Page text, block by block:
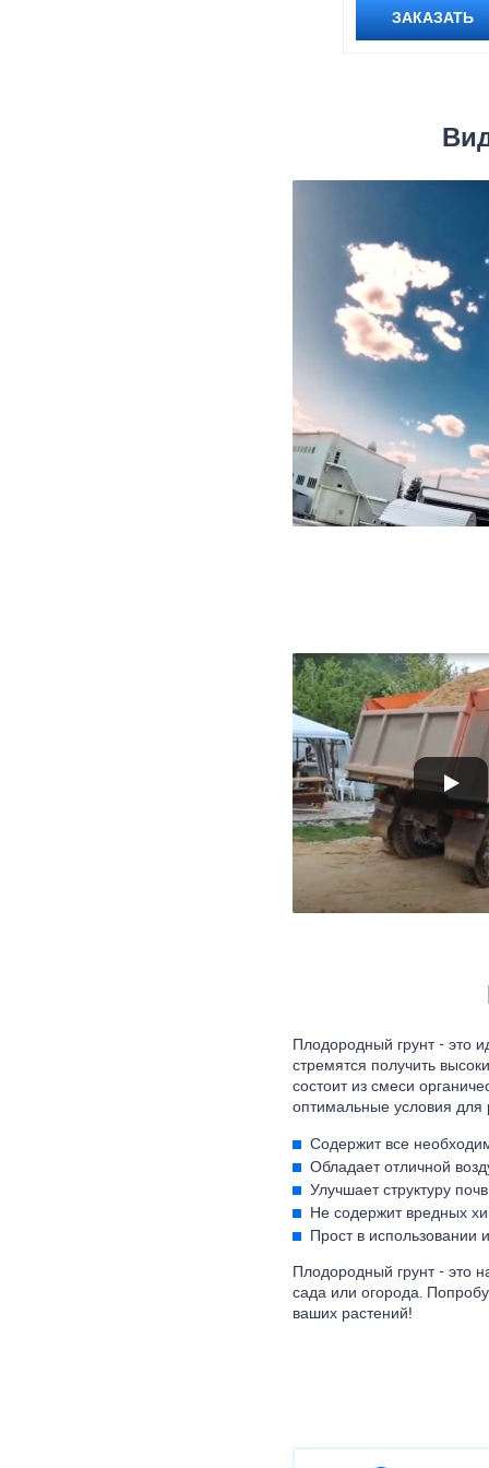
ЗАКАЗАТЬ
Плодородный грунт - это
стремятся получить
состоит из смеси
оптимальные условия для
Содержит все
Обладает отличной
Улучшает структуру
Не содержит вредных
Прост в использовании
Плодородный грунт - это
сада или огорода.
ваших растений!